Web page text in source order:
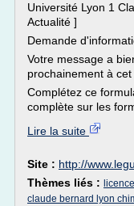
Université Lyon 1
Actualité ]
Demande
Votre message a
prochainement à cet
Complétez ce
complète sur les
Lire la suite
Site : http://
Thèmes liés :
claude bernard lyon